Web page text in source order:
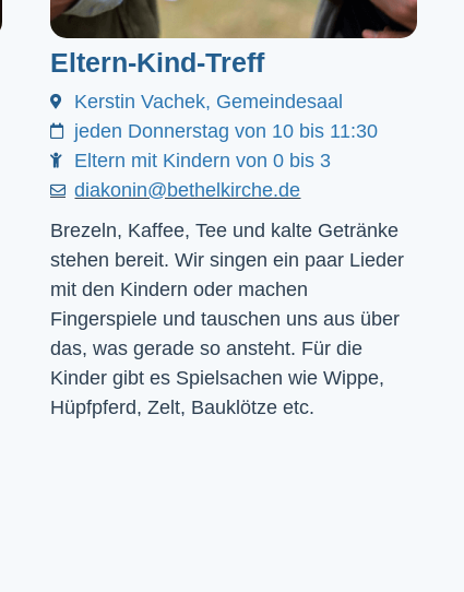
Eltern-Kind-Treff
Kerstin Vachek, Gemeindesaal
jeden Donnerstag von 10 bis 11:30
Eltern mit Kindern von 0 bis 3
diakonin@bethelkirche.de
Brezeln, Kaffee, Tee und kalte Getränke
stehen bereit. Wir singen ein paar Lieder
mit den Kindern oder machen
Fingerspiele und tauschen uns aus über
das, was gerade so ansteht. Für die
Kinder gibt es Spielsachen wie Wippe,
Hüpfpferd, Zelt, Bauklötze etc.